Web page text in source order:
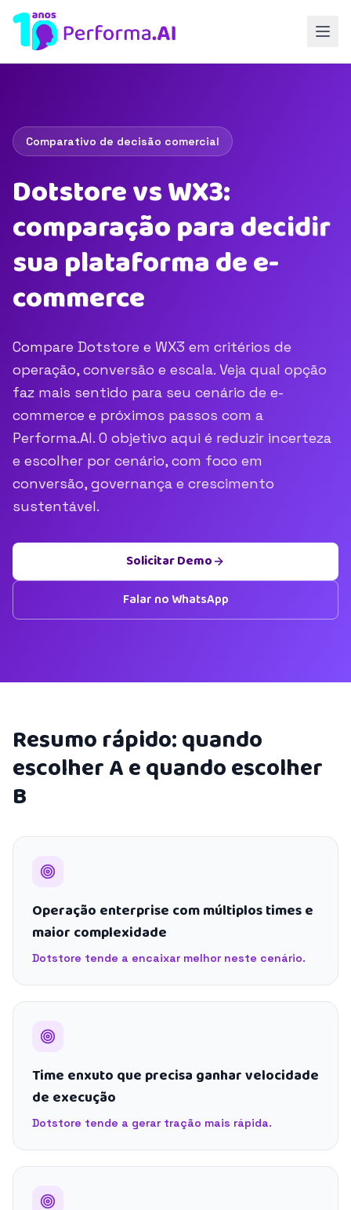
Comparativo de decisão comercial
Dotstore vs WX3:
comparação para decidir
sua plataforma de e-
commerce
Compare Dotstore e WX3 em critérios de
operação, conversão e escala. Veja qual opção
faz mais sentido para seu cenário de e-
commerce e próximos passos com a
Performa.AI. O objetivo aqui é reduzir incerteza
e escolher por cenário, com foco em
conversão, governança e crescimento
sustentável.
Solicitar Demo
Falar no WhatsApp
Resumo rápido: quando
escolher A e quando escolher
B
Operação enterprise com múltiplos times e
maior complexidade
Dotstore tende a encaixar melhor neste cenário.
Time enxuto que precisa ganhar velocidade
de execução
Dotstore tende a gerar tração mais rápida.